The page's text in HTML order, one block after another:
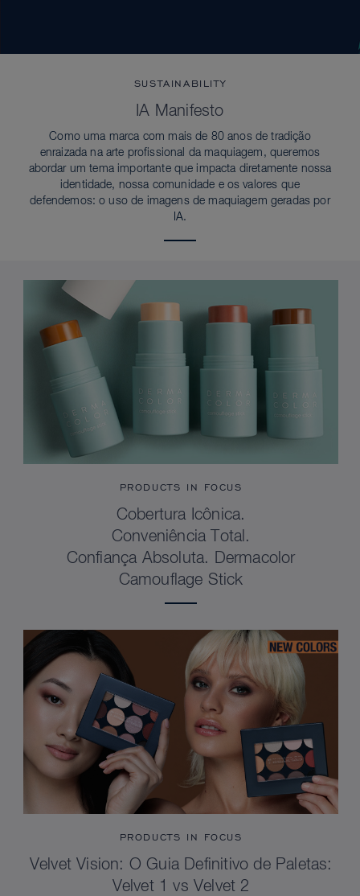
SUSTAINABILITY
IA Manifesto
Como uma marca com mais de 80 anos de tradição
enraizada na arte profissional da maquiagem, queremos
abordar um tema importante que impacta diretamente nossa
identidade, nossa comunidade e os valores que
defendemos: o uso de imagens de maquiagem geradas por
IA.
PRODUCTS IN FOCUS
Cobertura Icônica.
Conveniência Total.
Confiança Absoluta. Dermacolor
Camouflage Stick
PRODUCTS IN FOCUS
Velvet Vision: O Guia Definitivo de Paletas:
Velvet 1 vs Velvet 2